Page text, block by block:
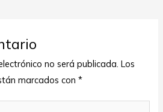
no será publicada. Los
marcados con*